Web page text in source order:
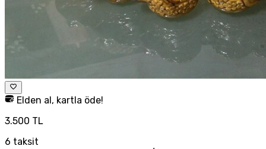
Elden al, kartla öde!
3.500 TL
6 taksit